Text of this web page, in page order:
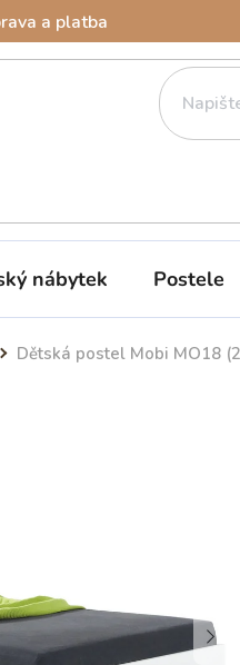
a platba
nábytek Postele
Dětská postel Mobi MO18